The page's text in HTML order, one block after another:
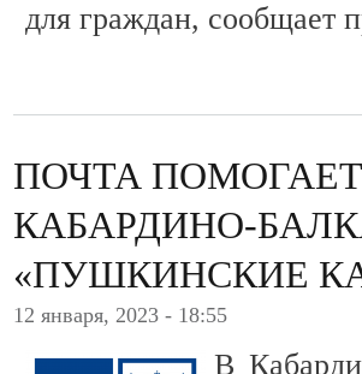
для граждан, сообщает
ПОЧТА
КАБАРДИНО-
«ПУШКИНСКИЕ
12 января, 2023 - 18:55
В